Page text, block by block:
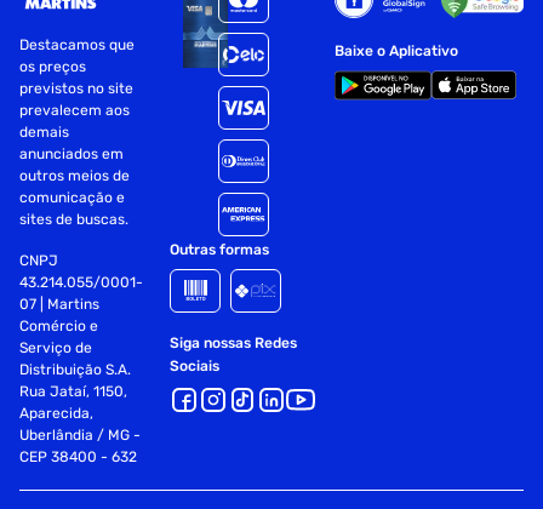
Destacamos que
os preços
previstos no site
prevalecem aos
demais
anunciados em
outros meios de
comunicação e
sites de buscas.
CNPJ
43.214.055/0001-
07 | Martins
Comércio e
Serviço de
Distribuição S.A.
Rua Jataí, 1150,
Aparecida,
Uberlândia / MG -
CEP 38400 - 632
Outras formas
Siga nossas Redes
Sociais
Baixe o Aplicativo